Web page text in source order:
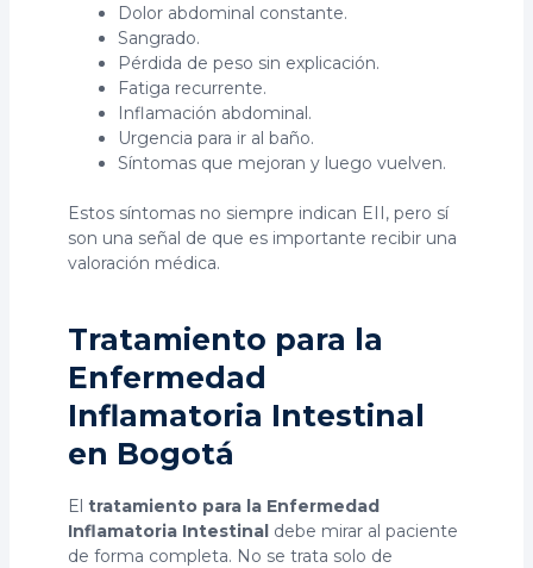
Dolor abdominal constante.
Sangrado.
Pérdida de peso sin explicación.
Fatiga recurrente.
Inflamación abdominal.
Urgencia para ir al baño.
Síntomas que mejoran y luego vuelven.
Estos síntomas no siempre indican EII, pero sí
son una señal de que es importante recibir una
valoración médica.
Tratamiento para la
Enfermedad
Inflamatoria Intestinal
en Bogotá
El tratamiento para la Enfermedad
Inflamatoria Intestinaldebe mirar al paciente
de forma completa. No se trata solo de